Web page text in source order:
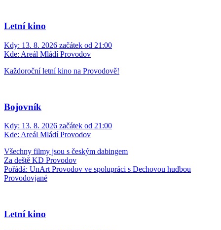
Letní kino
Kdy: 13. 8. 2026 začátek od 21:00
Kde: Areál Mládí Provodov
Každoroční letní kino na Provodově!
Bojovník
Kdy: 13. 8. 2026 začátek od 21:00
Kde: Areál Mládí Provodov
Všechny filmy jsou s českým dabingem
Za deště KD Provodov
Pořádá: UnArt Provodov ve spolupráci s Dechovou hudbou
Provodovjané
Letní kino